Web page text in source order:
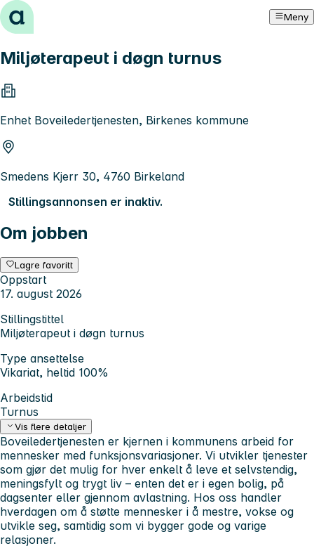
Hopp til innhold Meny
Miljøterapeut i døgn turnus
Enhet Boveiledertjenesten, Birkenes kommune
Smedens Kjerr 30, 4760 Birkeland
Stillingsannonsen er inaktiv.
Om jobben
Lagre favoritt
Oppstart
17. august 2026
Stillingstittel
Miljøterapeut i døgn turnus
Type ansettelse
Vikariat, heltid 100%
Arbeidstid
Turnus
Vis flere detaljer
Boveiledertjenesten er kjernen i kommunens arbeid for
mennesker med funksjonsvariasjoner. Vi utvikler tjenester
som gjør det mulig for hver enkelt å leve et selvstendig,
meningsfylt og trygt liv – enten det er i egen bolig, på
dagsenter eller gjennom avlastning. Hos oss handler
hverdagen om å støtte mennesker i å mestre, vokse og
utvikle seg, samtidig som vi bygger gode og varige
relasjoner.